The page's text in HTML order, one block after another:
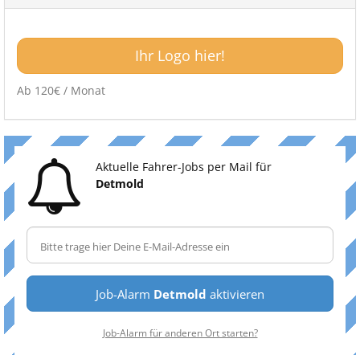
Ihr Logo hier!
Ab 120€ / Monat
Aktuelle Fahrer-Jobs per Mail für
Detmold
Job-Alarm Detmold aktivieren
Job-Alarm für anderen Ort starten?